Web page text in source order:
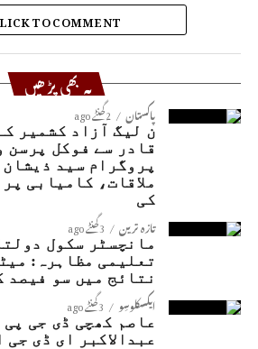
TO COMMENT
یہ بھی پڑھیں
پاکستان 2 گھنٹے ago
ن لیگ آزاد کشمیر
قادر سے فوکل پرسن
پروگرام سید
ملاقات، کامیابی
کی
تازہ ترین 3 گھنٹے ago
مانچسٹر سکول
تعلیمی مظاہرہ:
نتائج میں سو فیصد
ایکسکلوسِو 3 گھنٹے ago
عاصم کھچی ڈی جی پی
عبدالاکبر ای ڈی